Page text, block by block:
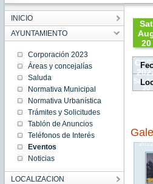
INICIO
AYUNTAMIENTO
Corporación 2023
Áreas y concejalías
Saluda
Normativa Municipal
Normativa Urbanística
Trámites y Solicitudes
Tablón de Anuncios
Teléfonos de Interés
Eventos
Noticias
LOCALIZACION
Sat
20
Sat
20
CEST
2022